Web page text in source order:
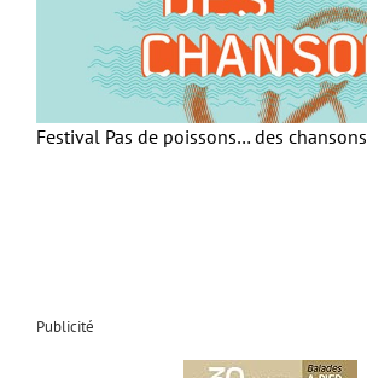
Festival Pas de poissons… des chansons
Publicité